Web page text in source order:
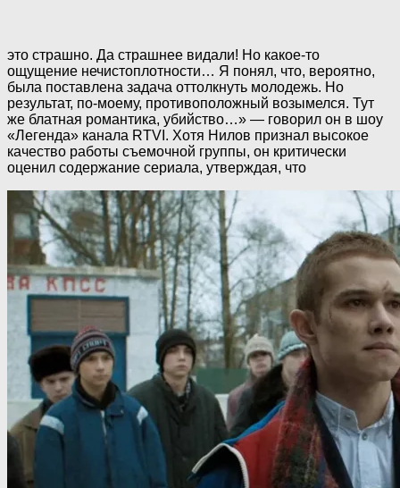
это страшно. Да страшнее видали! Но какое-то
ощущение нечистоплотности… Я понял, что, вероятно,
была поставлена задача оттолкнуть молодежь. Но
результат, по-моему, противоположный возымелся. Тут
же блатная романтика, убийство…» — говорил он в шоу
«Легенда» канала RTVI. Хотя Нилов признал высокое
качество работы съемочной группы, он критически
оценил содержание сериала, утверждая, что